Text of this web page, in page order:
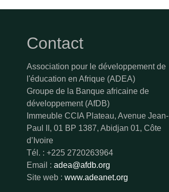
Contact
Association pour le développement de
l'éducation en Afrique (ADEA)
Groupe de la Banque africaine de
développement (AfDB)
Immeuble CCIA Plateau, Avenue Jean-
Paul II, 01 BP 1387, Abidjan 01, Côte
d’Ivoire
Tél. : +225 2720263964
Email : adea@afdb.org
Site web : www.adeanet.org